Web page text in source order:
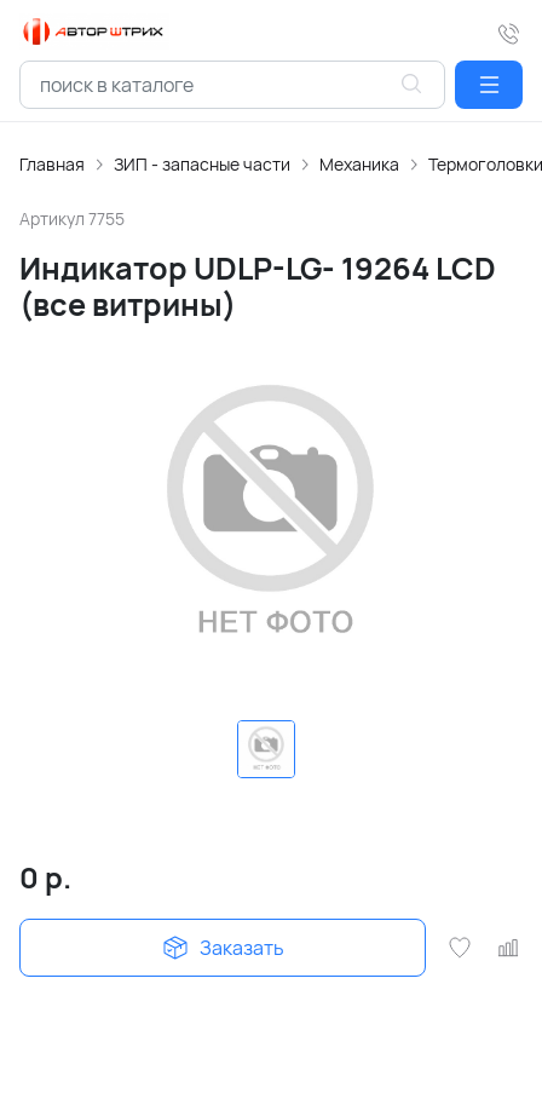
Главная ЗИП - запасные части Механика Термоголовки
Артикул 7755
Индикатор UDLP-LG- 19264 LCD
(все витрины)
0 р.
Заказать